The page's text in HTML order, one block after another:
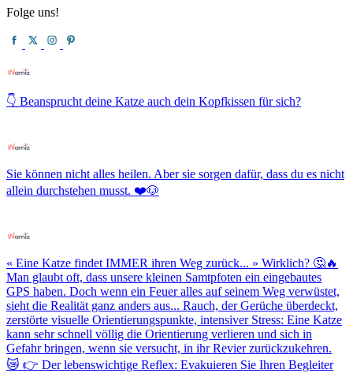
Folge uns!
👇 Beansprucht deine Katze auch dein Kopfkissen für sich?
Sie können nicht alles heilen. Aber sie sorgen dafür, dass du es nicht
allein durchstehen musst. ❤️🐶
« Eine Katze findet IMMER ihren Weg zurück... » Wirklich? 🤔🔥
Man glaubt oft, dass unsere kleinen Samtpfoten ein eingebautes
GPS haben. Doch wenn ein Feuer alles auf seinem Weg verwüstet,
sieht die Realität ganz anders aus... Rauch, der Gerüche überdeckt,
zerstörte visuelle Orientierungspunkte, intensiver Stress: Eine Katze
kann sehr schnell völlig die Orientierung verlieren und sich in
Gefahr bringen, wenn sie versucht, in ihr Revier zurückzukehren.
😿 👉 Der lebenswichtige Reflex: Evakuieren Sie Ihren Begleiter